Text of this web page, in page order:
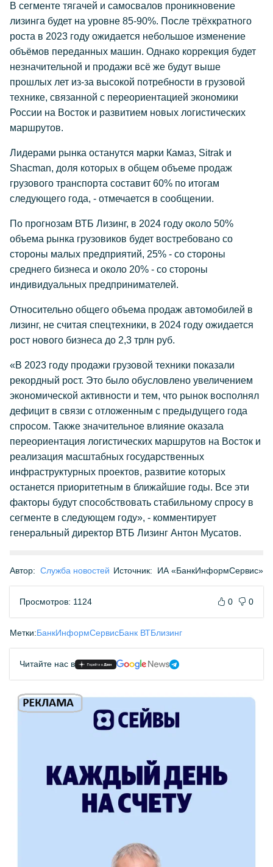
В сегменте тягачей и самосвалов проникновение
лизинга будет на уровне 85-90%. После трёхкратного
роста в 2023 году ожидается небольшое изменение
объёмов переданных машин. Однако коррекция будет
незначительной и продажи всё же будут выше
прошлых лет из-за высокой потребности в грузовой
технике, связанной с переориентацией экономики
России на Восток и развитием новых логистических
маршрутов.
Лидерами рынка останутся марки Камаз, Sitrak и
Shacman, доля которых в общем объеме продаж
грузового транспорта составит 60% по итогам
следующего года, - отмечается в сообщении.
По прогнозам ВТБ Лизинг, в 2024 году около 50%
объема рынка грузовиков будет востребовано со
стороны малых предприятий, 25% - со стороны
среднего бизнеса и около 20% - со стороны
индивидуальных предпринимателей.
Относительно общего объема продаж автомобилей в
лизинг, не считая спецтехники, в 2024 году ожидается
рост нового бизнеса до 2,3 трлн руб.
«В 2023 году продажи грузовой техники показали
рекордный рост. Это было обусловлено увеличением
экономической активности и тем, что рынок восполнял
дефицит в связи с отложенным с предыдущего года
спросом. Также значительное влияние оказала
переориентация логистических маршрутов на Восток и
реализация масштабных государственных
инфраструктурных проектов, развитие которых
останется приоритетным в ближайшие годы. Все эти
факторы будут способствовать стабильному спросу в
сегменте в следующем году», - комментирует
генеральный директор ВТБ Лизинг Антон Мусатов.
Автор: Служба новостей Источник: ИА «БанкИнформСервис»
Просмотров: 1124 0 0
Метки:БанкИнформСервисБанк ВТБлизинг
Читайте нас в